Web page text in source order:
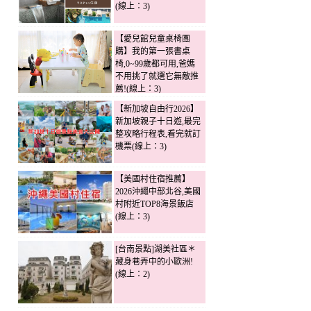
(線上：3)
【愛兒館兒童桌椅團
購】我的第一張書桌
椅,0~99歲都可用,爸媽
不用挑了就選它無敵推
薦!(線上：3)
【新加坡自由行2026】
新加坡親子十日遊,最完
整攻略行程表,看完就訂
機票(線上：3)
【美國村住宿推薦】
2026沖繩中部北谷,美國
村附近TOP8海景飯店
(線上：3)
[台南景點]湖美社區＊
藏身巷弄中的小歐洲!
(線上：2)